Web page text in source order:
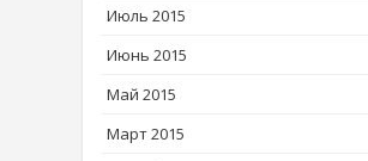
Июль 2015
Июнь 2015
Май 2015
Март 2015